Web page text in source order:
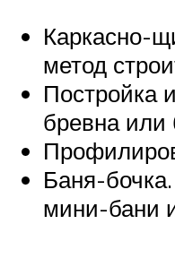
Каркасно-
метод
Постройка
бревна или
Баня-
мини-бани